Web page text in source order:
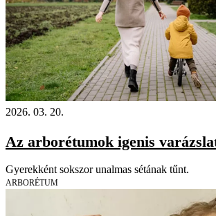
2026. 03. 20.
Az arborétumok igenis
Gyerekként sokszor unalmas sétának tűnt.
ARBORÉTUM